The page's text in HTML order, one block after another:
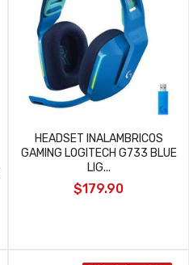
HEADSET INALAMBRICOS
GAMING LOGITECH G733 BLUE
LIG...
$179.90